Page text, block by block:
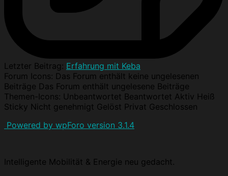
Letzter Beitrag: Erfahrung mit Keba
Forum Icons: Das Forum enthält keine ungelesenen
Beiträge Das Forum enthält ungelesene Beiträge
Themen-Icons: Unbeantwortet Beantwortet Aktiv Heiß
Sticky Nicht genehmigt Gelöst Privat Geschlossen
Powered by wpForo version 3.1.4
Intelligente Mobilität & Energie neu gedacht.